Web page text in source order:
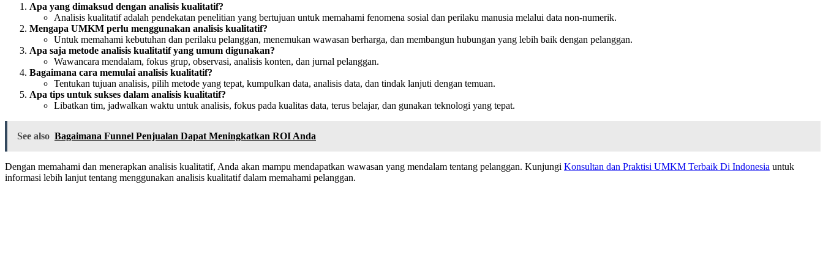
Apa yang dimaksud dengan analisis kualitatif?
Analisis kualitatif adalah pendekatan penelitian yang bertujuan untuk memahami fenomena sosial dan perilaku manusia melalui data non-numerik.
Mengapa UMKM perlu menggunakan analisis kualitatif?
Untuk memahami kebutuhan dan perilaku pelanggan, menemukan wawasan berharga, dan membangun hubungan yang lebih baik dengan pelanggan.
Apa saja metode analisis kualitatif yang umum digunakan?
Wawancara mendalam, fokus grup, observasi, analisis konten, dan jurnal pelanggan.
Bagaimana cara memulai analisis kualitatif?
Tentukan tujuan analisis, pilih metode yang tepat, kumpulkan data, analisis data, dan tindak lanjuti dengan temuan.
Apa tips untuk sukses dalam analisis kualitatif?
Libatkan tim, jadwalkan waktu untuk analisis, fokus pada kualitas data, terus belajar, dan gunakan teknologi yang tepat.
See also Bagaimana Funnel Penjualan Dapat Meningkatkan ROI Anda
Dengan memahami dan menerapkan analisis kualitatif, Anda akan mampu mendapatkan wawasan yang mendalam tentang pelanggan. Kunjungi Konsultan dan Praktisi UMKM Terbaik Di Indonesia untuk
informasi lebih lanjut tentang menggunakan analisis kualitatif dalam memahami pelanggan.